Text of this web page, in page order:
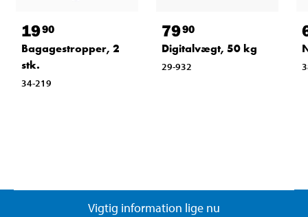
1990
Bagagestropper, 2
stk.
34-219
7990
Digitalvægt, 50 kg
29-932
Vigtig information lige nu